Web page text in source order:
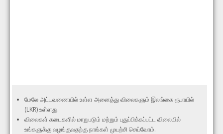
மேலே அட்டவணையில் உள்ள அனைத்து விலைகளும் இலங்கை ரூபாயில்
(LKR) உள்ளது.
விலைகள் கடைகளில் மாறுபடும் மற்றும் புதுப்பிக்கப்பட்ட விலையில்
உங்களுக்கு வழங்குவதற்கு நாங்கள் முயற்சி செய்வோம்.